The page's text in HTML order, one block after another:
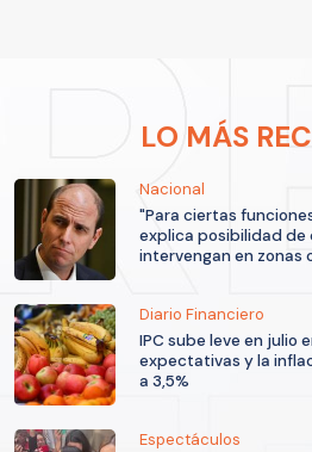
LO MÁS
Nacional
"Para ciertas
explica posibilidad de
intervengan en zonas
Diario Financiero
IPC sube leve en julio
expectativas y la
a 3,5%
Espectáculos